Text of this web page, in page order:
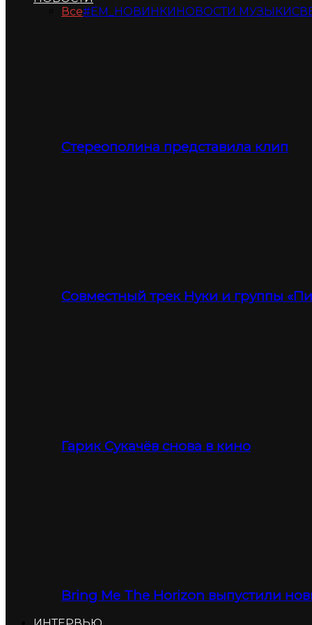
Все#ЕМ_НОВИНКИНОВОСТИ МУЗЫКИ
Стереополина представила клип
Совместный трек Нуки и группы
Гарик Сукачёв снова в кино
Bring Me The Horizon выпустили